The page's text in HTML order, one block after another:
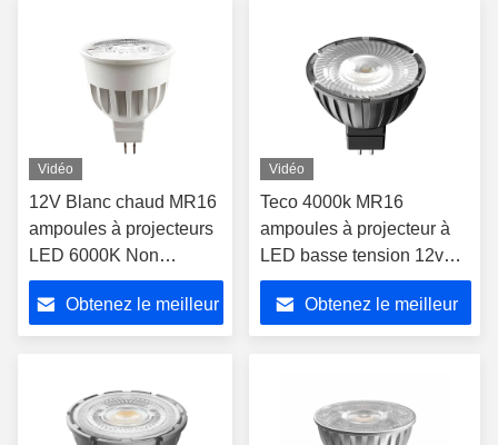
Vidéo
12V Blanc chaud MR16
ampoules à projecteurs
LED 6000K Non
Dimmable GU5.3
Éclairage intérieur
Obtenez le meilleur
Vidéo
Teco 4000k MR16
ampoules à projecteur à
LED basse tension 12v
GU5.3 Base 7W 36 degrés
angle de faisceau
Obtenez le meilleur